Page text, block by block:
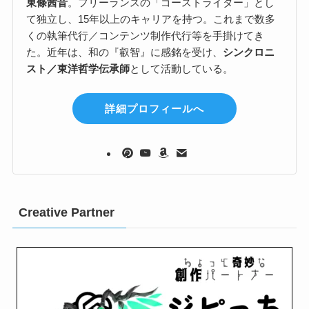
東條茜音。フリーランスの「ゴーストライター」とし
て独立し、15年以上のキャリアを持つ。これまで数多
くの執筆代行／コンテンツ制作代行等を手掛けてき
た。近年は、和の『叡智』に感銘を受け、 シンクロニ
スト／東洋哲学伝承師として活動している。
詳細プロフィールへ
Creative Partner